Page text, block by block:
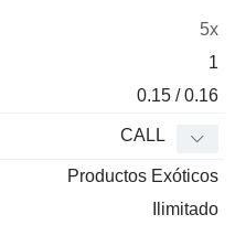
5x
1
0.15 / 0.16
CALL
Productos Exóticos
Ilimitado